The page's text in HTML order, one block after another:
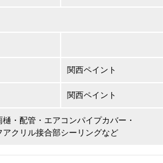
関西ペイント
関西ペイント
・配管・エアコンパイプカバー・
クリル接合部シーリングなど